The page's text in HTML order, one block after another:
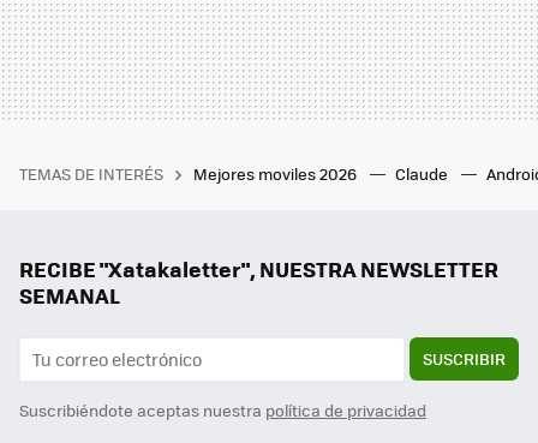
TEMAS DE INTERÉS Mejores moviles 2026 Claude
RECIBE "Xatakaletter", NUESTRA NEWSLETTER
SEMANAL
SUSCRIBIR
Suscribiéndote aceptas nuestra política de privacidad